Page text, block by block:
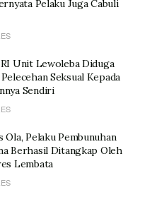
Pelaku Juga Cabuli
Unit Lewoleba Diduga
Seksual Kepada
Sendiri
Ola, Pelaku Pembunuhan
Berhasil Ditangkap Oleh
Lembata